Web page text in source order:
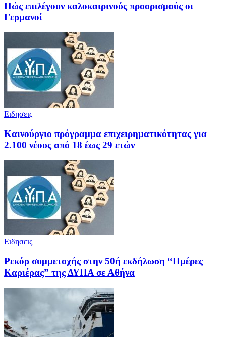
Πώς επιλέγουν καλοκαιρινούς προορισμούς οι
Γερμανοί
Ειδησεις
Καινούργιο πρόγραμμα επιχειρηματικότητας για
2.100 νέους από 18 έως 29 ετών
Ειδησεις
Ρεκόρ συμμετοχής στην 50ή εκδήλωση “Ημέρες
Καριέρας” της ΔΥΠΑ σε Αθήνα